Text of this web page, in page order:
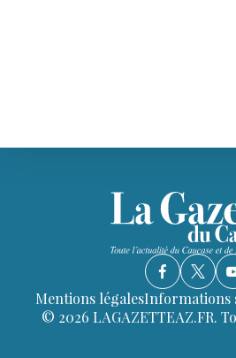
Mentions légalesInformations
© 2026 LAGAZETTEAZ.FR.